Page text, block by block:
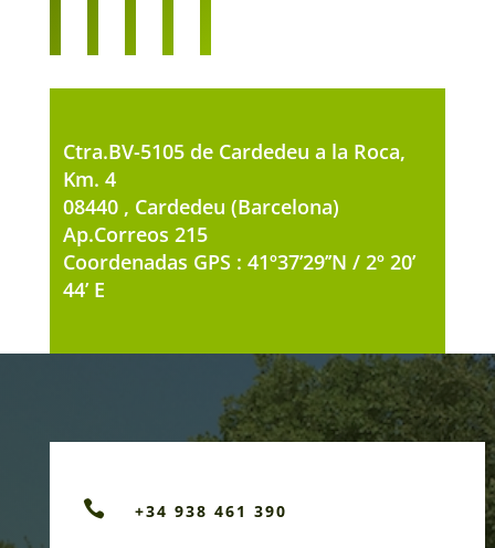
Ctra.BV-5105 de Cardedeu a la Roca,
Km. 4
08440 , Cardedeu (Barcelona)
Ap.Correos 215
Coordenadas GPS : 41º37’29’’N / 2º 20’
44’ E
 +34 938 461 390